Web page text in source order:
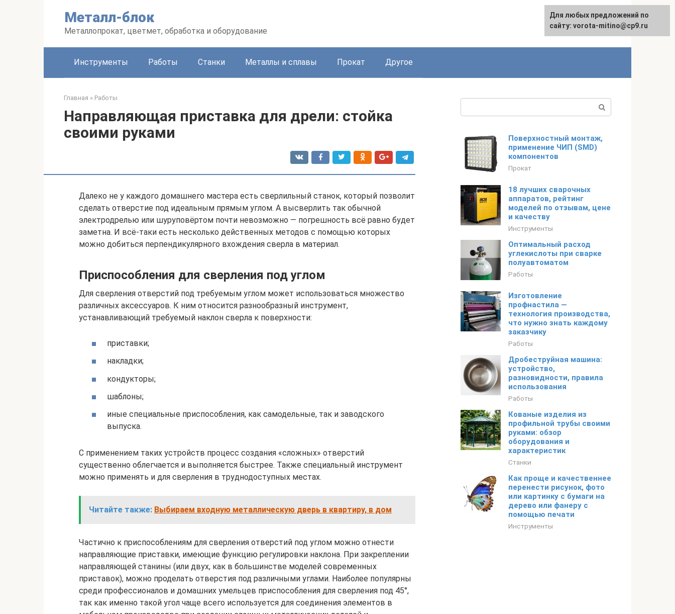
Металл-блок
Металлопрокат, цветмет, обработка и оборудование
Инструменты Работы Станки Металлы и сплавы Прокат Другое
Главная » Работы
Направляющая приставка для дрели: стойка
своими руками
Далеко не у каждого домашнего мастера есть сверлильный станок, который позволит
сделать отверстие под идеальным прямым углом. А высверлить так обычной
электродрелью или шуруповёртом почти невозможно — погрешность всё равно будет
заметна. И всё-таки есть несколько действенных методов с помощью которых
можно добиться перпендикулярного вхождения сверла в материал.
Приспособления для сверления под углом
Для сверления отверстий под требуемым углом может использоваться множество
различных аксессуаров. К ним относится разнообразный инструмент,
устанавливающий требуемый наклон сверла к поверхности:
приставки;
накладки;
кондукторы;
шаблоны;
иные специальные приспособления, как самодельные, так и заводского
выпуска.
С применением таких устройств процесс создания «сложных» отверстий
существенно облегчается и выполняется быстрее. Также специальный инструмент
можно применять и для сверления в труднодоступных местах.
Читайте также: Выбираем входную металлическую дверь в квартиру, в дом
Частично к приспособлениям для сверления отверстий под углом можно отнести
направляющие приставки, имеющие функцию регулировки наклона. При закреплении
направляющей станины (или двух, как в большинстве моделей современных
приставок), можно проделать отверстия под различными углами. Наиболее популярны
среди профессионалов и домашних умельцев приспособления для сверления под 45°,
так как именно такой угол чаще всего используется для соединения элементов в
Поверхностный монтаж,
применение ЧИП (SMD)
компонентов
Прокат
18 лучших сварочных
аппаратов, рейтинг
моделей по отзывам, цене
и качеству
Инструменты
Оптимальный расход
углекислоты при сварке
полуавтоматом
Работы
Изготовление
профнастила —
технология производства,
что нужно знать каждому
заказчику
Работы
Дробеструйная машина:
устройство,
разновидности, правила
использования
Работы
Кованые изделия из
профильной трубы своими
руками: обзор
оборудования и
характеристик
Станки
Как проще и качественнее
перенести рисунок, фото
или картинку с бумаги на
дерево или фанеру с
помощью печати
Инструменты
Для любых предложений по
сайту: vorota-mitino@cp9.ru